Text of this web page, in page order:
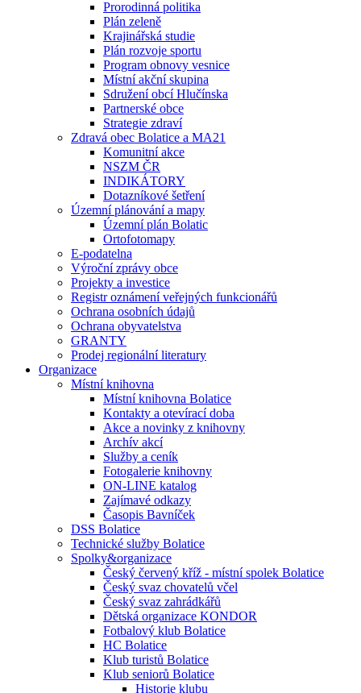
Prorodinná politika
Plán zeleně
Krajinářská studie
Plán rozvoje sportu
Program obnovy vesnice
Místní akční skupina
Sdružení obcí Hlučínska
Partnerské obce
Strategie zdraví
Zdravá obec Bolatice a MA21
Komunitní akce
NSZM ČR
INDIKÁTORY
Dotazníkové šetření
Územní plánování a mapy
Územní plán Bolatic
Ortofotomapy
E-podatelna
Výroční zprávy obce
Projekty a investice
Registr oznámení veřejných funkcionářů
Ochrana osobních údajů
Ochrana obyvatelstva
GRANTY
Prodej regionální literatury
Organizace
Místní knihovna
Místní knihovna Bolatice
Kontakty a otevírací doba
Akce a novinky z knihovny
Archív akcí
Služby a ceník
Fotogalerie knihovny
ON-LINE katalog
Zajímavé odkazy
Časopis Bavníček
DSS Bolatice
Technické služby Bolatice
Spolky&organizace
Český červený kříž - místní spolek Bolatice
Český svaz chovatelů včel
Český svaz zahrádkářů
Dětská organizace KONDOR
Fotbalový klub Bolatice
HC Bolatice
Klub turistů Bolatice
Klub seniorů Bolatice
Historie klubu